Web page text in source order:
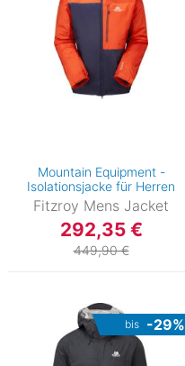
Mountain Equipment -
Isolationsjacke für Herren
Fitzroy Mens Jacket
292,35 €
449,90 €
bis -29%